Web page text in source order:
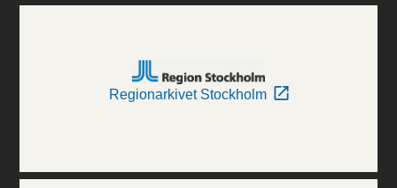
Regionarkivet Stockholm